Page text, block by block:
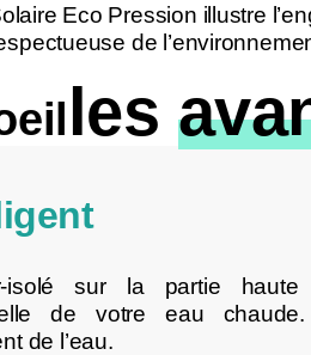
Eco Pression illustre
de
les
isolé sur la partie haute
de votre eau
de l’eau.